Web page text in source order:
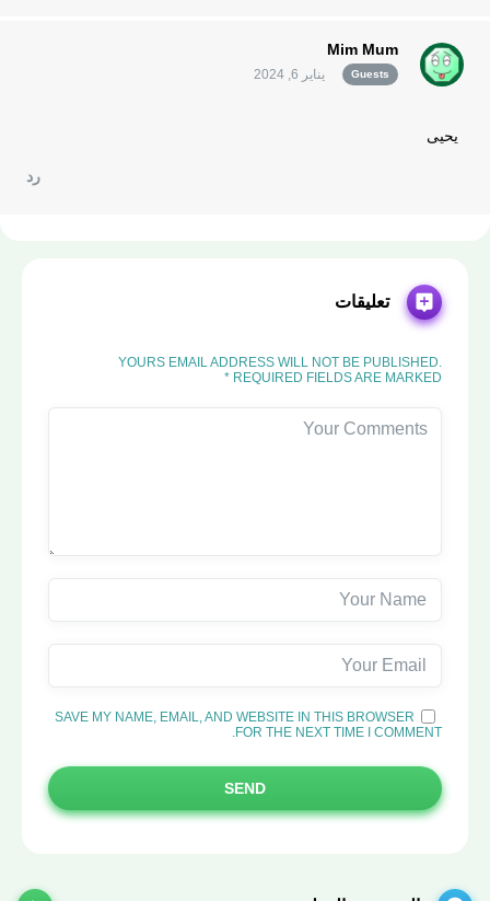
Mim Mum
Guests يناير 6, 2024
يحيى
رد
تعليقات
YOURS EMAIL ADDRESS WILL NOT BE PUBLISHED.
REQUIRED FIELDS ARE MARKED *
SAVE MY NAME, EMAIL, AND WEBSITE IN THIS BROWSER
FOR THE NEXT TIME I COMMENT.
SEND